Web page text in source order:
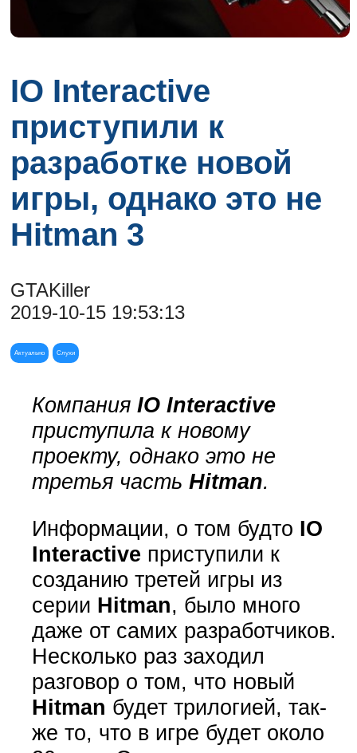
IO Interactive
приступили к
разработке новой
игры, однако это не
Hitman 3
GTAKiller
2019-10-15 19:53:13
Актуально Слухи
Компания IO Interactive
приступила к новому
проекту, однако это не
третья часть Hitman.
Информации, о том будто IO
Interactive приступили к
созданию третей игры из
серии Hitman, было много
даже от самих разработчиков.
Несколько раз заходил
разговор о том, что новый
Hitman будет трилогией, так-
же то, что в игре будет около